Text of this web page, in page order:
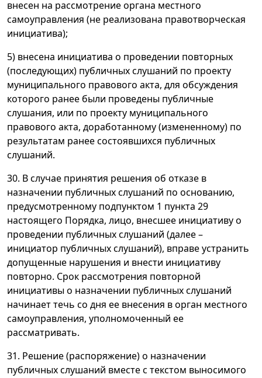
внесен на рассмотрение органа местного
самоуправления (не реализована правотворческая
инициатива);
5) внесена инициатива о проведении повторных
(последующих) публичных слушаний по проекту
муниципального правового акта, для обсуждения
которого ранее были проведены публичные
слушания, или по проекту муниципального
правового акта, доработанному (измененному) по
результатам ранее состоявшихся публичных
слушаний.
30. В случае принятия решения об отказе в
назначении публичных слушаний по основанию,
предусмотренному подпунктом 1 пункта 29
настоящего Порядка, лицо, внесшее инициативу о
проведении публичных слушаний (далее –
инициатор публичных слушаний), вправе устранить
допущенные нарушения и внести инициативу
повторно. Срок рассмотрения повторной
инициативы о назначении публичных слушаний
начинает течь со дня ее внесения в орган местного
самоуправления, уполномоченный ее
рассматривать.
31. Решение (распоряжение) о назначении
публичных слушаний вместе с текстом выносимого